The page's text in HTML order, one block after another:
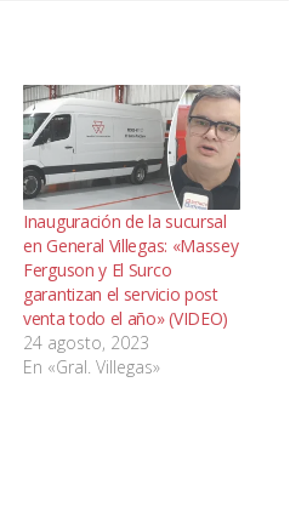
Inauguración de la sucursal
en General Villegas: «Massey
Ferguson y El Surco
garantizan el servicio post
venta todo el año» (VIDEO)
24 agosto, 2023
En «Gral. Villegas»